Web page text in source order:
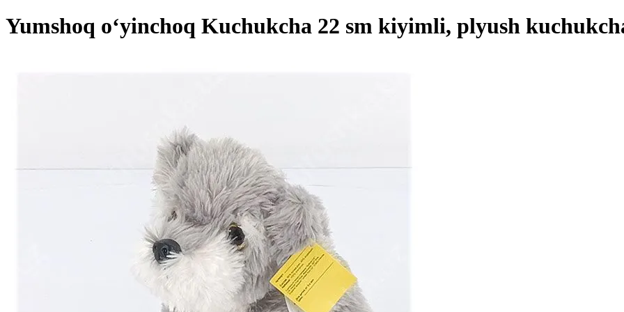
Yumshoq o‘yinchoq Kuchukcha 22 sm kiyimli, plyush